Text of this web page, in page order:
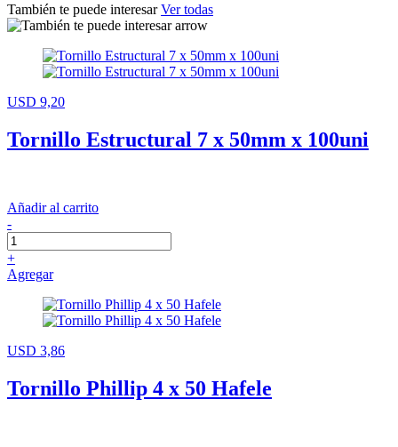
También te puede interesarVer todas
USD 9,20
Tornillo Estructural 7 x 50mm x 100uni
Añadir al carrito
-
+
Agregar
USD 3,86
Tornillo Phillip 4 x 50 Hafele